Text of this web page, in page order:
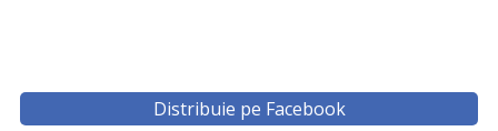
Distribuie pe Facebook